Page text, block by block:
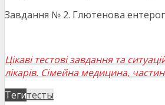
Завдання № 2. Глютенова
Цікаві тестові завдання та
лікарів. Сімейна медицина,
Тегитесты